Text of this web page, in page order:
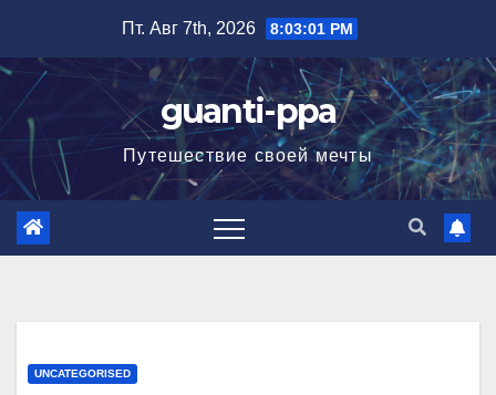
содержимому
Пт. Авг 7th, 2026 8:03:02 PM
guanti-ppa
Путешествие своей мечты
UNCATEGORISED